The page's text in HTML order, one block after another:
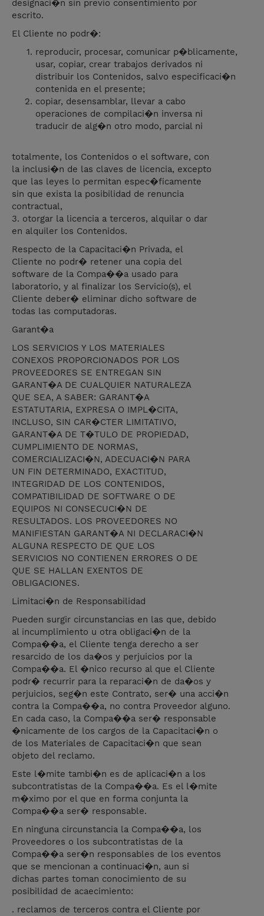
designaci�n sin previo consentimiento por
escrito.
El Cliente no podr�:
reproducir, procesar, comunicar p�blicamente,
usar, copiar, crear trabajos derivados ni
distribuir los Contenidos, salvo especificaci�n
contenida en el presente;
copiar, desensamblar, llevar a cabo
operaciones de compilaci�n inversa ni
traducir de alg�n otro modo, parcial ni
totalmente, los Contenidos o el software, con
la inclusi�n de las claves de licencia, excepto
que las leyes lo permitan espec�ficamente
sin que exista la posibilidad de renuncia
contractual,
3. otorgar la licencia a terceros, alquilar o dar
en alquiler los Contenidos.
Respecto de la Capacitaci�n Privada, el
Cliente no podr� retener una copia del
software de la Compa��a usado para
laboratorio, y al finalizar los Servicio(s), el
Cliente deber� eliminar dicho software de
todas las computadoras.
Garant�a
LOS SERVICIOS Y LOS MATERIALES
CONEXOS PROPORCIONADOS POR LOS
PROVEEDORES SE ENTREGAN SIN
GARANT�A DE CUALQUIER NATURALEZA
QUE SEA, A SABER: GARANT�A
ESTATUTARIA, EXPRESA O IMPL�CITA,
INCLUSO, SIN CAR�CTER LIMITATIVO,
GARANT�A DE T�TULO DE PROPIEDAD,
CUMPLIMIENTO DE NORMAS,
COMERCIALIZACI�N, ADECUACI�N PARA
UN FIN DETERMINADO, EXACTITUD,
INTEGRIDAD DE LOS CONTENIDOS,
COMPATIBILIDAD DE SOFTWARE O DE
EQUIPOS NI CONSECUCI�N DE
RESULTADOS. LOS PROVEEDORES NO
MANIFIESTAN GARANT�A NI DECLARACI�N
ALGUNA RESPECTO DE QUE LOS
SERVICIOS NO CONTIENEN ERRORES O DE
QUE SE HALLAN EXENTOS DE
OBLIGACIONES.
Limitaci�n de Responsabilidad
Pueden surgir circunstancias en las que, debido
al incumplimiento u otra obligaci�n de la
Compa��a, el Cliente tenga derecho a ser
resarcido de los da�os y perjuicios por la
Compa��a. El �nico recurso al que el Cliente
podr� recurrir para la reparaci�n de da�os y
perjuicios, seg�n este Contrato, ser� una acci�n
contra la Compa��a, no contra Proveedor alguno.
En cada caso, la Compa��a ser� responsable
�nicamente de los cargos de la Capacitaci�n o
de los Materiales de Capacitaci�n que sean
objeto del reclamo.
Este l�mite tambi�n es de aplicaci�n a los
subcontratistas de la Compa��a. Es el l�mite
m�ximo por el que en forma conjunta la
Compa��a ser� responsable.
En ninguna circunstancia la Compa��a, los
Proveedores o los subcontratistas de la
Compa��a ser�n responsables de los eventos
que se mencionan a continuaci�n, aun si
dichas partes toman conocimiento de su
posibilidad de acaecimiento:
. reclamos de terceros contra el Cliente por